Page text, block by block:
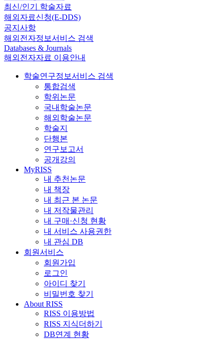
최신/인기 학술자료
해외자료신청(E-DDS)
공지사항
해외전자정보서비스 검색
Databases & Journals
해외전자자료 이용안내
학술연구정보서비스 검색
통합검색
학위논문
국내학술논문
해외학술논문
학술지
단행본
연구보고서
공개강의
MyRISS
내 추천논문
내 책장
내 최근 본 논문
내 저작물관리
내 구매·신청 현황
내 서비스 사용권한
내 관심 DB
회원서비스
회원가입
로그인
아이디 찾기
비밀번호 찾기
About RISS
RISS 이용방법
RISS 지식더하기
DB연계 현황